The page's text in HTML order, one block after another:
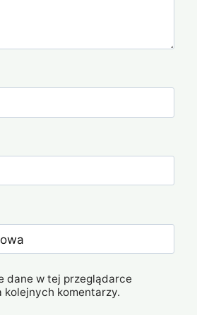
dane w tej przeglądarce
kolejnych komentarzy.